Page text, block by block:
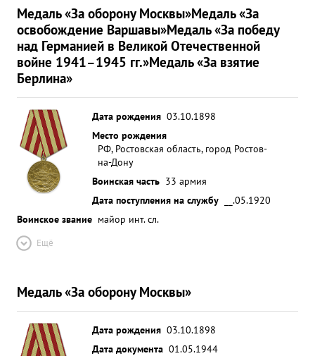
Медаль «За оборону Москвы»Медаль «За
освобождение Варшавы»Медаль «За победу
над Германией в Великой Отечественной
войне 1941–1945 гг.»Медаль «За взятие
Берлина»
Дата рождения 03.10.1898
Место рождения
РФ, Ростовская область, город Ростов-
на-Дону
Воинская часть 33 армия
Дата поступления на службу
__.05.1920
Воинское звание майор инт. сл.
Ещё
Медаль «За оборону Москвы»
Дата рождения 03.10.1898
Дата документа 01.05.1944